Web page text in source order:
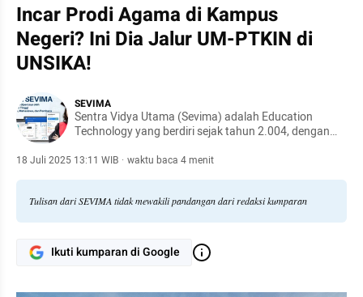
Incar Prodi Agama di Kampus
Negeri? Ini Dia Jalur UM-PTKIN di
UNSIKA!
SEVIMA
Sentra Vidya Utama (Sevima) adalah Education
Technology yang berdiri sejak tahun 2.004, dengan
lebih dari 1.000 kampus se-Indonesia. Bersama kita
18 Juli 2025 13:11 WIB · waktu baca 4 menit
Tulisan dari SEVIMA tidak mewakili pandangan dari redaksi kumparan
Ikuti kumparan di Google